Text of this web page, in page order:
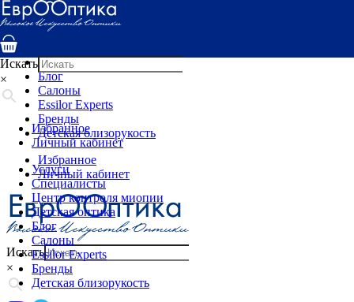
Услуги
Специалисты
Детская оптика
Блог
Салоны
Essilor Experts
Бренды
Детская близорукость
Избранное
Личный кабинет
Искать
×
Искать
×
Избранное
Личный кабинет
Услуги
Специалисты
Центр контроля миопии
Детская оптика
Блог
Салоны
Essilor Experts
Бренды
Детская близорукость